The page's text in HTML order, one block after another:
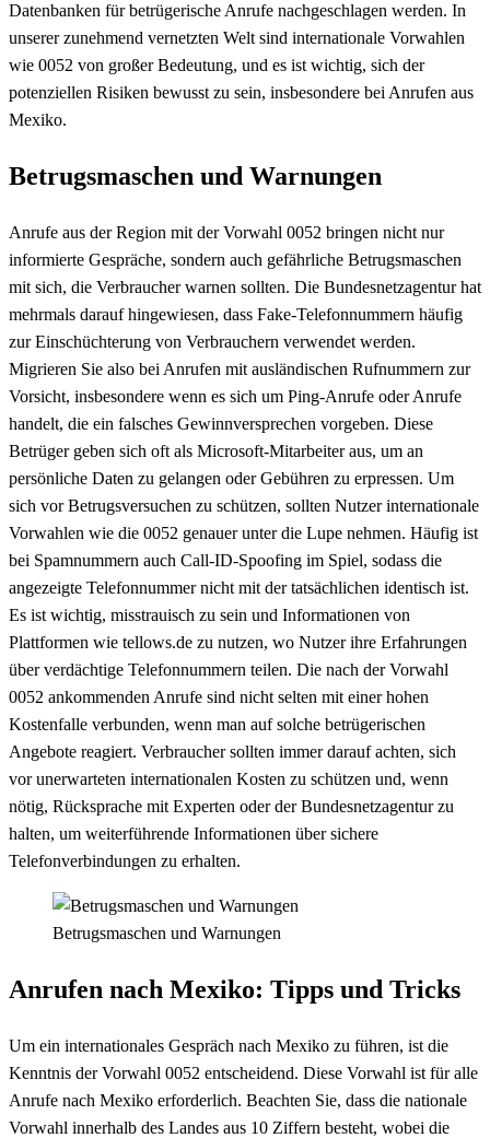
Datenbanken für betrügerische Anrufe nachgeschlagen werden. In
unserer zunehmend vernetzten Welt sind internationale Vorwahlen
wie 0052 von großer Bedeutung, und es ist wichtig, sich der
potenziellen Risiken bewusst zu sein, insbesondere bei Anrufen aus
Mexiko.
Betrugsmaschen und Warnungen
Anrufe aus der Region mit der Vorwahl 0052 bringen nicht nur
informierte Gespräche, sondern auch gefährliche Betrugsmaschen
mit sich, die Verbraucher warnen sollten. Die Bundesnetzagentur hat
mehrmals darauf hingewiesen, dass Fake-Telefonnummern häufig
zur Einschüchterung von Verbrauchern verwendet werden.
Migrieren Sie also bei Anrufen mit ausländischen Rufnummern zur
Vorsicht, insbesondere wenn es sich um Ping-Anrufe oder Anrufe
handelt, die ein falsches Gewinnversprechen vorgeben. Diese
Betrüger geben sich oft als Microsoft-Mitarbeiter aus, um an
persönliche Daten zu gelangen oder Gebühren zu erpressen. Um
sich vor Betrugsversuchen zu schützen, sollten Nutzer internationale
Vorwahlen wie die 0052 genauer unter die Lupe nehmen. Häufig ist
bei Spamnummern auch Call-ID-Spoofing im Spiel, sodass die
angezeigte Telefonnummer nicht mit der tatsächlichen identisch ist.
Es ist wichtig, misstrauisch zu sein und Informationen von
Plattformen wie tellows.de zu nutzen, wo Nutzer ihre Erfahrungen
über verdächtige Telefonnummern teilen. Die nach der Vorwahl
0052 ankommenden Anrufe sind nicht selten mit einer hohen
Kostenfalle verbunden, wenn man auf solche betrügerischen
Angebote reagiert. Verbraucher sollten immer darauf achten, sich
vor unerwarteten internationalen Kosten zu schützen und, wenn
nötig, Rücksprache mit Experten oder der Bundesnetzagentur zu
halten, um weiterführende Informationen über sichere
Telefonverbindungen zu erhalten.
Betrugsmaschen und Warnungen
Anrufen nach Mexiko: Tipps und Tricks
Um ein internationales Gespräch nach Mexiko zu führen, ist die
Kenntnis der Vorwahl 0052 entscheidend. Diese Vorwahl ist für alle
Anrufe nach Mexiko erforderlich. Beachten Sie, dass die nationale
Vorwahl innerhalb des Landes aus 10 Ziffern besteht, wobei die